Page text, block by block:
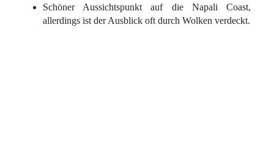
Schöner Aussichtspunkt auf die Napali Coast,
allerdings ist der Ausblick oft durch Wolken verdeckt.